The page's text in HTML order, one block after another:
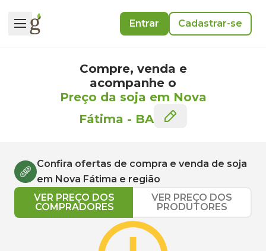
Entrar Cadastrar-se
Compre, venda e
acompanhe o
Preço da soja em Nova
Fátima - BA
Confira ofertas de compra e venda de soja
em Nova Fátima e região
VER PREÇO DOS
COMPRADORES
VER PREÇO DOS
PRODUTORES